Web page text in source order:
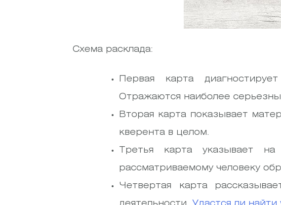
Схема расклада:
Первая карта
Отражаются наиболее
Вторая карта показывает
кверента в целом.
Третья карта указывает
рассматриваемому человеку
Четвертая карта